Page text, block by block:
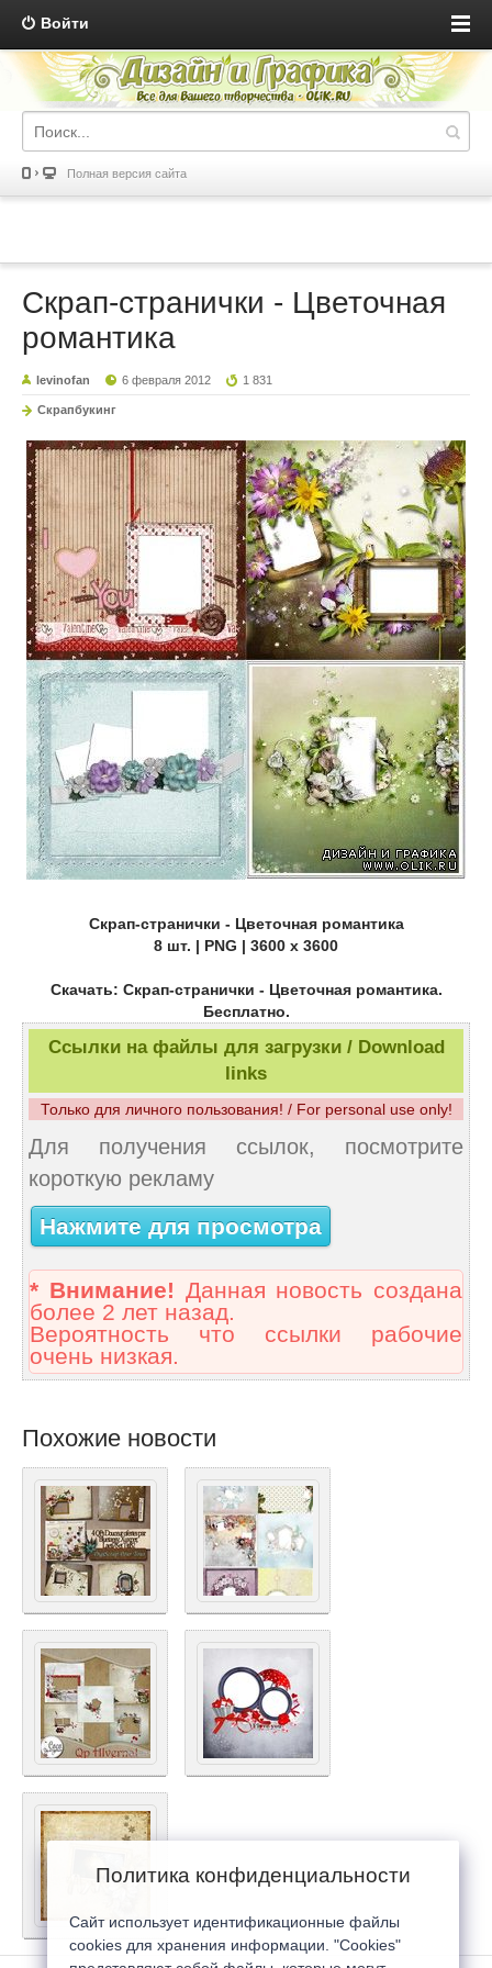
Войти
Полная версия сайта
Скрап-странички - Цветочная
романтика
levinofan 6 февраля 2012 1 831
Скрапбукинг
Скрап-странички - Цветочная романтика
8 шт. | PNG | 3600 x 3600
Скачать: Скрап-странички - Цветочная романтика.
Бесплатно.
Ссылки на файлы для загрузки / Download
links
Только для личного пользования! / For personal use only!
Для получения ссылок, посмотрите
короткую рекламу
Нажмите для просмотра
* Внимание! Данная новость создана
более 2 лет назад.
Вероятность что ссылки рабочие
очень низкая.
Похожие новости
Политика конфиденциальности
Сайт использует идентификационные файлы
cookies для хранения информации. "Cookies"